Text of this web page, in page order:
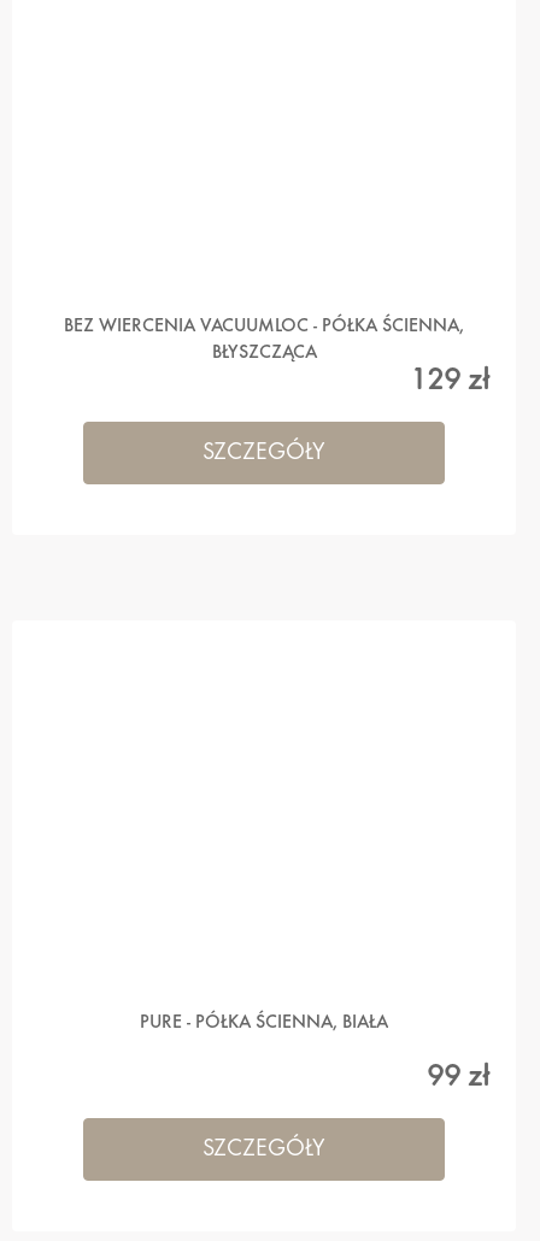
BEZ WIERCENIA VACUUMLOC - PÓŁKA ŚCIENNA,
BŁYSZCZĄCA
129 zł
SZCZEGÓŁY
PURE - PÓŁKA ŚCIENNA, BIAŁA
99 zł
SZCZEGÓŁY